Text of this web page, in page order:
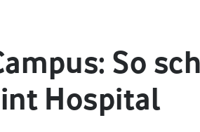
So
Hospital